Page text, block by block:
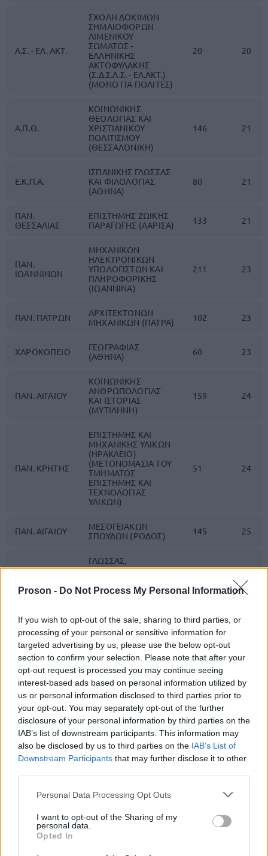
Proson - Do Not Process My Personal Information
If you wish to opt-out of the sale, sharing to third parties, or
processing of your personal or sensitive information for
targeted advertising by us, please use the below opt-out
section to confirm your selection. Please note that after your
opt-out request is processed you may continue seeing
interest-based ads based on personal information utilized by
us or personal information disclosed to third parties prior to
your opt-out. You may separately opt-out of the further
disclosure of your personal information by third parties on the
IAB’s list of downstream participants. This information may
also be disclosed by us to third parties on the IAB’s List of
Downstream Participants that may further disclose it to other
Please note that this website/app uses one or more Google
not limited to your visit or usage behaviour. You may click to
grant or deny consent to Google and its third-party tags to
use your data for below specified purposes in below Google
Personal Data Processing Opt Outs
I want to opt-out of the Sharing of my
personal data.
Opted In
Λ.Σ. - ΕΛ. ΑΚΤ.
ΣΧΟΛΗ ΔΟΚΙΜΩΝ
ΣΗΜΑΙΟΦΟΡΩΝ
ΛΙΜΕΝΙΚΟΥ
ΣΩΜΑΤΟΣ -
ΕΛΛΗΝΙΚΗΣ
ΑΚΤΟΦΥΛΑΚΗΣ
(Σ.Δ.Σ.Λ.Σ. - ΕΛ.ΑΚΤ.)
(ΜΟΝΟ ΓΙΑ ΠΟΛΙΤΕΣ)
20 20
Α.Π.Θ.
ΚΟΙΝΩΝΙΚΗΣ
ΘΕΟΛΟΓΙΑΣ ΚΑΙ
ΧΡΙΣΤΙΑΝΙΚΟΥ
ΠΟΛΙΤΙΣΜΟΥ
(ΘΕΣΣΑΛΟΝΙΚΗ)
146 21
Ε.Κ.Π.Α.
ΙΣΠΑΝΙΚΗΣ ΓΛΩΣΣΑΣ
ΚΑΙ ΦΙΛΟΛΟΓΙΑΣ
(ΑΘΗΝΑ)
80 21
ΠΑΝ.
ΘΕΣΣΑΛΙΑΣ
ΕΠΙΣΤΗΜΗΣ ΖΩΙΚΗΣ
ΠΑΡΑΓΩΓΗΣ (ΛΑΡΙΣΑ)
133 21
ΠΑΝ.
ΙΩΑΝΝΙΝΩΝ
ΜΗΧΑΝΙΚΩΝ
ΗΛΕΚΤΡΟΝΙΚΩΝ
ΥΠΟΛΟΓΙΣΤΩΝ ΚΑΙ
ΠΛΗΡΟΦΟΡΙΚΗΣ
(ΙΩΑΝΝΙΝΑ)
211 23
ΠΑΝ. ΠΑΤΡΩΝ
ΑΡΧΙΤΕΚΤΟΝΩΝ
ΜΗΧΑΝΙΚΩΝ (ΠΑΤΡΑ)
102 23
ΧΑΡΟΚΟΠΕΙΟ
ΓΕΩΓΡΑΦΙΑΣ
(ΑΘΗΝΑ)
60 23
ΠΑΝ. ΑΙΓΑΙΟΥ
ΚΟΙΝΩΝΙΚΗΣ
ΑΝΘΡΩΠΟΛΟΓΙΑΣ
ΚΑΙ ΙΣΤΟΡΙΑΣ
(ΜΥΤΙΛΗΝΗ)
159 24
ΠΑΝ. ΚΡΗΤΗΣ
ΕΠΙΣΤΗΜΗΣ ΚΑΙ
ΜΗΧΑΝΙΚΗΣ ΥΛΙΚΩΝ
(ΗΡΑΚΛΕΙΟ)
(ΜΕΤΟΝΟΜΑΣΙΑ ΤΟΥ
ΤΜΗΜΑΤΟΣ
ΕΠΙΣΤΗΜΗΣ ΚΑΙ
ΤΕΧΝΟΛΟΓΙΑΣ
ΥΛΙΚΩΝ)
51 24
ΠΑΝ. ΑΙΓΑΙΟΥ
ΜΕΣΟΓΕΙΑΚΩΝ
ΣΠΟΥΔΩΝ (ΡΟΔΟΣ)
145 25
Δ.Π.Θ.
ΓΛΩΣΣΑΣ,
ΦΙΛΟΛΟΓΙΑΣ ΚΑΙ
ΠΑΡΕΥΞΕΙΝΙΩΝ
117 26
ΠΑΝ. ΚΡΗΤΗΣ ΦΥΣΙΚΗΣ (ΗΡΑΚΛΕΙΟ) 118
ΓΕΩΠΟΝΙΚΟ
ΠΑΝ.
ΠΕΡΙΦΕΡΕΙΑΚΗΣ ΚΑΙ
ΟΙΚΟΝΟΜΙΚΗΣ
ΑΝΑΠΤΥΞΗΣ
(ΑΜΦΙΣΣΑ)
85
Δ.Π.Θ.
ΦΥΣΙΚΗΣ (ΚΑΒΑΛΑ) -
ΠΡΩΗΝ ΤΜΗΜΑ ΤΟΥ
ΔΙ.ΠΑ.Ε.
89 28
ΠΑΝ.
ΘΕΣΣΑΛΙΑΣ
ΦΥΣΙΚΟΘΕΡΑΠΕΙΑΣ
(ΛΑΜΙΑ)
113 29
ΠΑΝ. ΚΡΗΤΗΣ
(ΡΕΘΥΜΝΟ)
ΤΜΗΜΑΤΟΣ
ΦΙΛΟΣΟΦΙΚΩΝ ΚΑΙ